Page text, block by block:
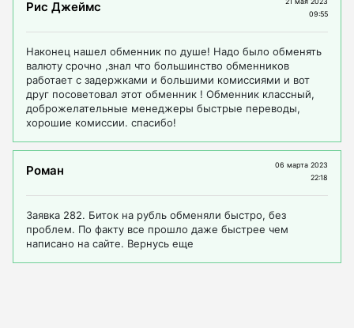
Рис Джеймс
09:55
Наконец нашел обменник по душе! Надо было обменять
валюту срочно ,знал что большинство обменников
работает с задержками и большими комиссиями и вот
друг посоветовал этот обменник ! Обменник классный,
доброжелательные менеджеры быстрые переводы,
хорошие комиссии. спасибо!
Роман
06 марта 2023
22:18
Заявка 282. Биток на рубль обменяли быстро, без
проблем. По факту все прошло даже быстрее чем
написано на сайте. Вернусь еще